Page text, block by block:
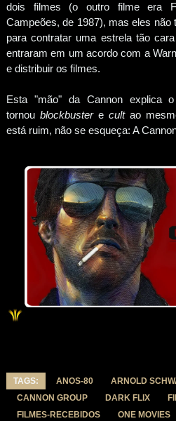
dois filmes (o outro filme era
Campeões, de 1987), mas eles
para contratar uma estrela tão
entraram em um acordo com a
e distribuir os filmes.
Esta "mão" da Cannon explica
tornou blockbustere cultao
está ruim, não se esqueça: A
TAGS: ANOS-80
ARNOLD
CANNON GROUP
DARK FLIX
FILMES-RECEBIDOS
ONE MOVIES